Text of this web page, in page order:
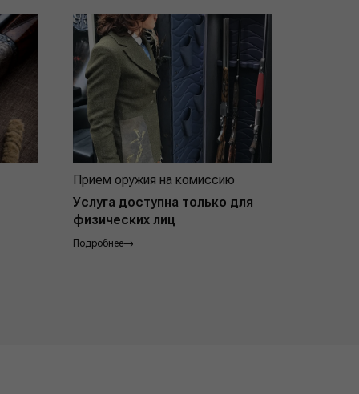
Прием оружия на комиссию
Услуга доступна только для
физических лиц
Подробнее